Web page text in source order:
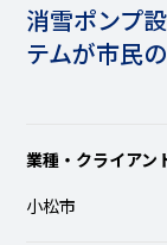
消雪ポンプ
テムが市民
業種・クライアン
小松市